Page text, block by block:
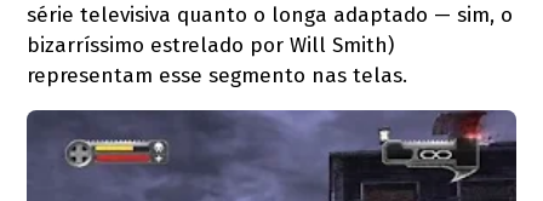
série televisiva quanto o longa adaptado — sim, o
bizarríssimo estrelado por Will Smith)
representam esse segmento nas telas.